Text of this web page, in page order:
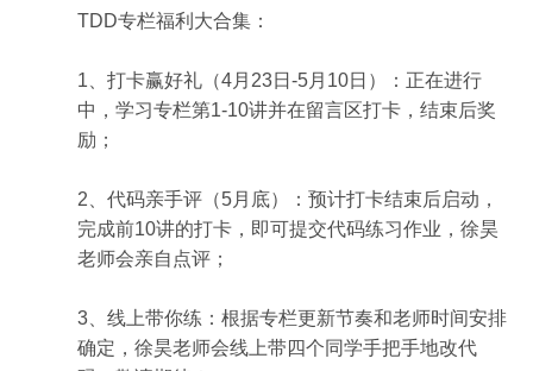
TDD专栏福利大合集：
1、打卡赢好礼（4月23日-5月10日）：正在进行
中，学习专栏第1-10讲并在留言区打卡，结束后奖
励；
2、代码亲手评（5月底）：预计打卡结束后启动，
完成前10讲的打卡，即可提交代码练习作业，徐昊
老师会亲自点评；
3、线上带你练：根据专栏更新节奏和老师时间安排
确定，徐昊老师会线上带四个同学手把手地改代